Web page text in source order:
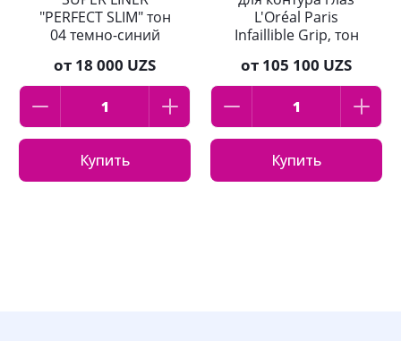
"PERFECT SLIM" тон
04 темно-синий
от 18 000 UZS
Купить
L'Oréal Paris
Infaillible Grip, тон
изумрудный
от 105 100 UZS
Купить